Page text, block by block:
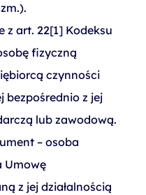
z art. 22[1] Kodeksu
fizyczną
czynności
bezpośrednio z jej
lub zawodową.
– osoba
Umowę
z jej działalnością